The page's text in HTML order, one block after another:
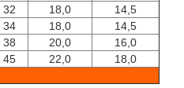
32 18,0
14,5
34 18,0
14,5
38 20,0
16,0
45 22,0
18,0